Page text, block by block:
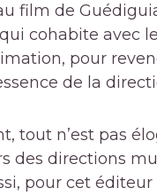
film de
cohabite avec
pour
de la
tout n’est pas
des directions
pour cet éditeur